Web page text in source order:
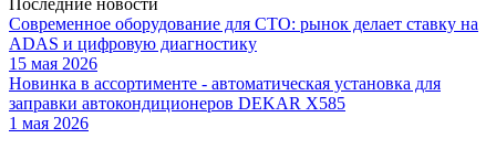
Современное оборудование для СТО: рынок делает ставку на
ADAS и цифровую диагностику
15 мая 2026
Новинка в ассортименте - автоматическая установка для
заправки автокондиционеров DEKAR X585
1 мая 2026